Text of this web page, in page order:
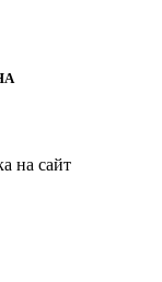
на сайт